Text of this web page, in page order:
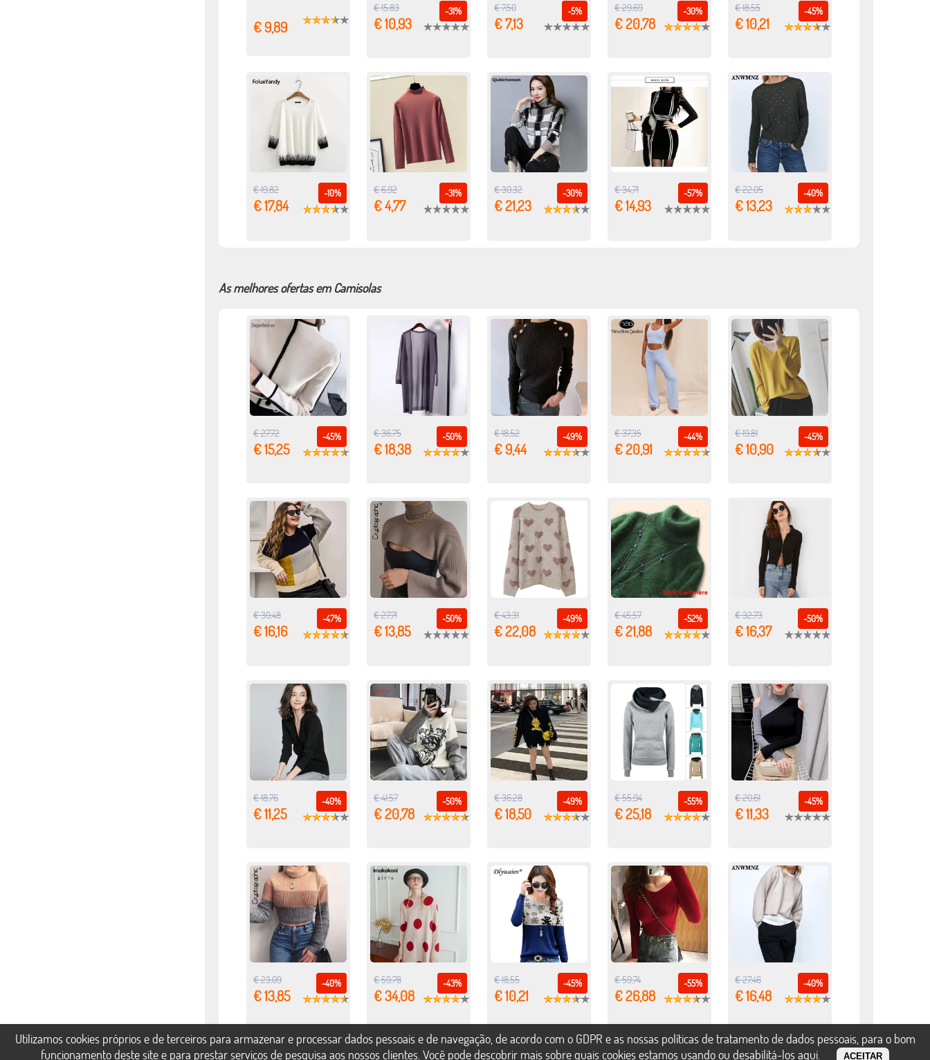
€ 9,89
-31%
€ 15,83
€ 10,93
-5%
€ 7,50
€ 7,13
-30%
€ 29,69
€ 20,78
-45%
€ 18,55
€ 10,21
-10%
€ 19,82
€ 17,84
-31%
€ 6,92
€ 4,77
-30%
€ 30,32
€ 21,23
-57%
€ 34,71
€ 14,93
-40%
€ 22,05
€ 13,23
As melhores ofertas em Camisolas
-45%
€ 27,72
€ 15,25
-50%
€ 36,75
€ 18,38
-49%
€ 18,52
€ 9,44
-44%
€ 37,35
€ 20,91
-45%
€ 19,81
€ 10,90
-47%
€ 30,48
€ 16,16
-50%
€ 27,71
€ 13,85
-49%
€ 43,31
€ 22,08
-52%
€ 45,57
€ 21,88
-50%
€ 32,73
€ 16,37
-40%
€ 18,76
€ 11,25
-50%
€ 41,57
€ 20,78
-49%
€ 36,28
€ 18,50
-55%
€ 55,94
€ 25,18
-45%
€ 20,61
€ 11,33
-40%
€ 23,09
€ 13,85
-43%
€ 59,78
€ 34,08
-45%
€ 18,55
€ 10,21
-55%
€ 59,74
€ 26,88
-40%
€ 27,46
€ 16,48
Utilizamos cookies próprios e de terceiros para armazenar e processar dados pessoais e de navegação, de acordo com o GDPR e as nossas políticas de tratamento de dados pessoais, para o bom
funcionamento deste site e para prestar serviços de pesquisa aos nossos clientes. Você pode descobrir mais sobre quais cookies estamos usando ou desabilitá-losaqui. ACEITAR